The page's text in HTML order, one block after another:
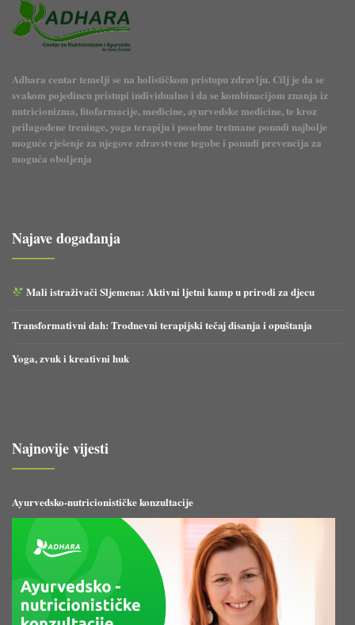
Adhara centar temelji se na holističkom pristupu zdravlju. Cilj je da se
svakom pojedincu pristupi individualno i da se kombinacijom znanja iz
nutricionizma, fitofarmacije, medicine, ayurvedske medicine, te kroz
prilagođene treninge, yoga terapiju i posebne tretmane ponudi najbolje
moguće rješenje za njegove zdravstvene tegobe i ponudi prevencija za
moguća oboljenja
Najave događanja
Mali istraživači Sljemena: Aktivni ljetni kamp u prirodi za djecu
Transformativni dah: Trodnevni terapijski tečaj disanja i opuštanja
Yoga, zvuk i kreativni huk
Najnovije vijesti
Ayurvedsko-nutricionističke konzultacije